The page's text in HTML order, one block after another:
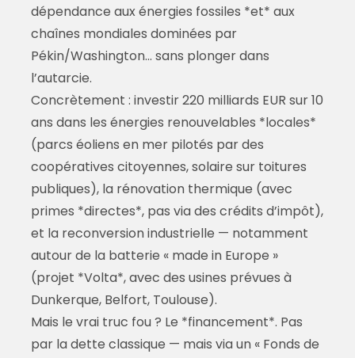
dépendance aux énergies fossiles *et* aux
chaînes mondiales dominées par
Pékin/Washington… sans plonger dans
l’autarcie.
Concrètement : investir 220 milliards EUR sur 10
ans dans les énergies renouvelables *locales*
(parcs éoliens en mer pilotés par des
coopératives citoyennes, solaire sur toitures
publiques), la rénovation thermique (avec
primes *directes*, pas via des crédits d’impôt),
et la reconversion industrielle — notamment
autour de la batterie « made in Europe »
(projet *Volta*, avec des usines prévues à
Dunkerque, Belfort, Toulouse).
Mais le vrai truc fou ? Le *financement*. Pas
par la dette classique — mais via un « Fonds de